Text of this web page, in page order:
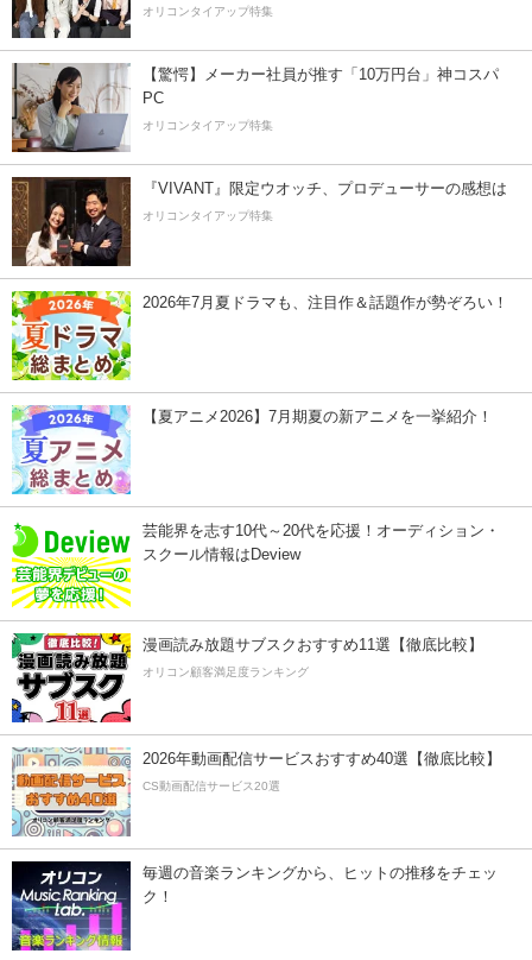
オリコンタイアップ特集
【驚愕】メーカー社員が推す「10万円台」神コスパ
PC
オリコンタイアップ特集
『VIVANT』限定ウオッチ、プロデューサーの感想は
オリコンタイアップ特集
2026年7月夏ドラマも、注目作＆話題作が勢ぞろい！
【夏アニメ2026】7月期夏の新アニメを一挙紹介！
芸能界を志す10代～20代を応援！オーディション・
スクール情報はDeview
漫画読み放題サブスクおすすめ11選【徹底比較】
オリコン顧客満足度ランキング
2026年動画配信サービスおすすめ40選【徹底比較】
CS動画配信サービス20選
毎週の音楽ランキングから、ヒットの推移をチェッ
ク！